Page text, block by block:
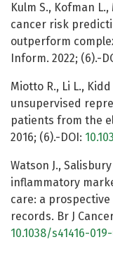
Kulm S., Kofman
cancer risk
outperform
Inform. 2022; (6).-
Miotto R., Li L.,
unsupervised
patients from the
2016; (6).-DOI:
Watson J.,
inflammatory
care: a
records. Br J
10.1038/s41416-